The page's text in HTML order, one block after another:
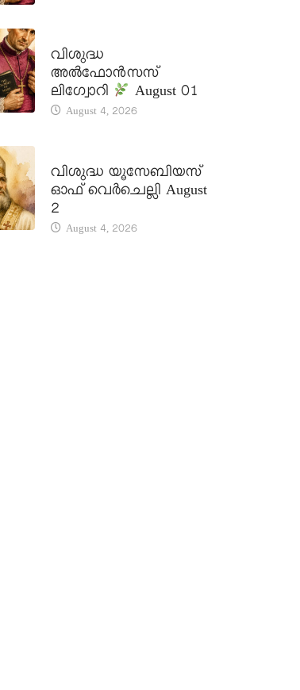
വിശുദ്ധ
അൽഫോൻസസ്
ലിഗ്വോറി
August 01
August 4, 2026
വിശുദ്ധ യൂസേബിയസ്
ഓഫ് വെർചെല്ലി August
2
August 4, 2026